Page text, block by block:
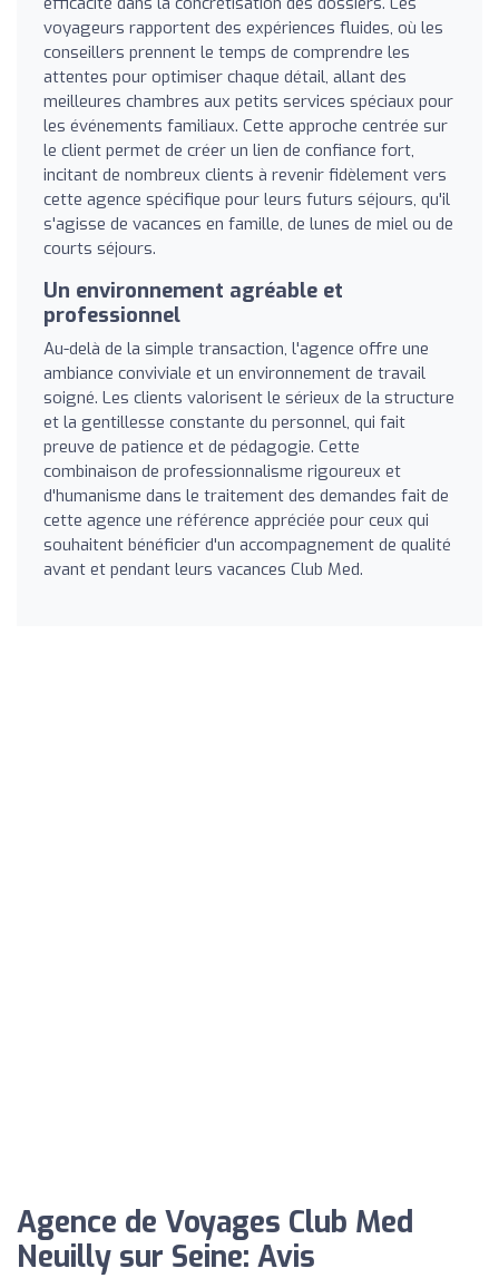
voyageurs rapportent des expériences fluides, où les
conseillers prennent le temps de comprendre les
attentes pour optimiser chaque détail, allant des
meilleures chambres aux petits services spéciaux pour
les événements familiaux. Cette approche centrée sur
le client permet de créer un lien de confiance fort,
incitant de nombreux clients à revenir fidèlement vers
cette agence spécifique pour leurs futurs séjours, qu'il
s'agisse de vacances en famille, de lunes de miel ou de
courts séjours.
Un environnement agréable et
professionnel
Au-delà de la simple transaction, l'agence offre une
ambiance conviviale et un environnement de travail
soigné. Les clients valorisent le sérieux de la structure
et la gentillesse constante du personnel, qui fait
preuve de patience et de pédagogie. Cette
combinaison de professionnalisme rigoureux et
d'humanisme dans le traitement des demandes fait de
cette agence une référence appréciée pour ceux qui
souhaitent bénéficier d'un accompagnement de qualité
avant et pendant leurs vacances Club Med.
Agence de Voyages Club Med
Neuilly sur Seine: Avis